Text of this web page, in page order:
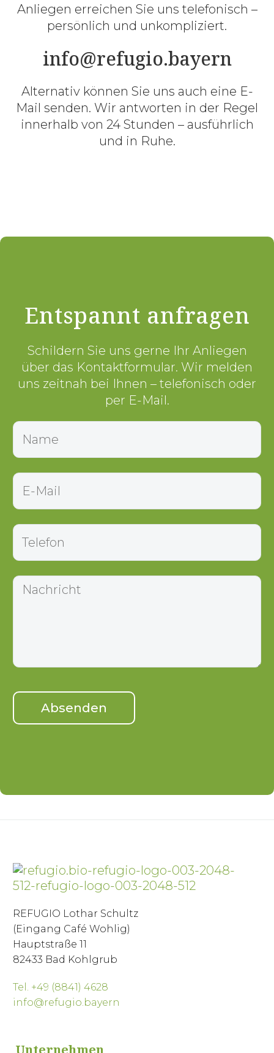
Anliegen erreichen Sie uns telefonisch –
persönlich und unkompliziert.
info@refugio.bayern
Alternativ können Sie uns auch eine E-
Mail senden. Wir antworten in der Regel
innerhalb von 24 Stunden – ausführlich
und in Ruhe.
Entspannt anfragen
Schildern Sie uns gerne Ihr Anliegen
über das Kontaktformular. Wir melden
uns zeitnah bei Ihnen – telefonisch oder
per E-Mail.
REFUGIO Lothar Schultz
(Eingang Café Wohlig)
Hauptstraße 11
82433 Bad Kohlgrub
Tel. +49 (8841) 4628
info@refugio.bayern
Unternehmen